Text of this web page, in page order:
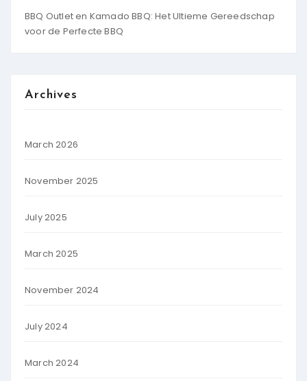
BBQ Outlet en Kamado BBQ: Het Ultieme Gereedschap
voor de Perfecte BBQ
Archives
March 2026
November 2025
July 2025
March 2025
November 2024
July 2024
March 2024